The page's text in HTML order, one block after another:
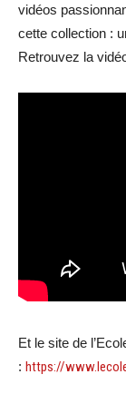
vidéos
cette collection :
Retrouvez la
Et le site de
: https://